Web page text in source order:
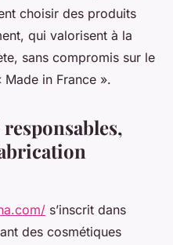
choisir des produits
qui valorisent à la
sans compromis sur le
Made in France ».
s’inscrit dans
des cosmétiques